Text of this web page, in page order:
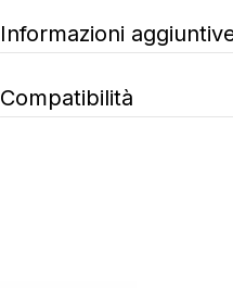
Informazioni
Compatibilità